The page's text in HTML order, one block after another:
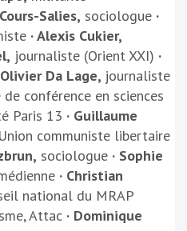
Salies, sociologue ·
· Alexis Cukier,
journaliste (Orient XXI) ·
Olivier Da Lage, journaliste
conférence en sciences
Paris 13 · Guillaume
communiste libertaire
sociologue · Sophie
· Christian
national du MRAP
Attac · Dominique